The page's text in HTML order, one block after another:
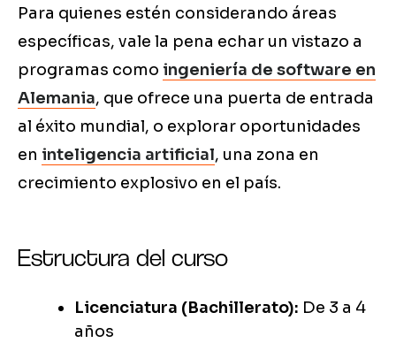
Para quienes estén considerando áreas
específicas, vale la pena echar un vistazo a
programas como ingeniería de software en
Alemania, que ofrece una puerta de entrada
al éxito mundial, o explorar oportunidades
en inteligencia artificial, una zona en
crecimiento explosivo en el país.
Estructura del curso
Licenciatura (Bachillerato): De 3 a 4
años